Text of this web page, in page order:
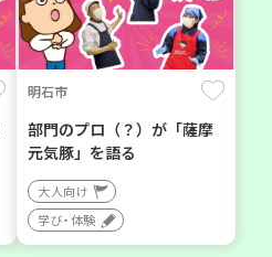
明石市
部門のプロ（？）が「薩摩
元気豚」を語る
大人向け
学び・体験